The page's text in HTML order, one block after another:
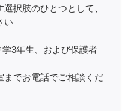
択肢のひとつとして、
い
学3年生、および保護者
でお電話でご相談くだ